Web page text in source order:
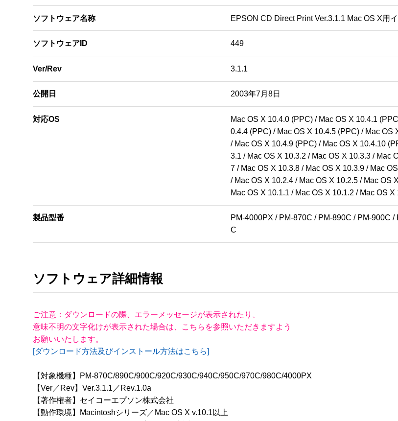
ソフトウェア名称 EPSON CD Direct Print Ver.3.1.1 Mac OS X用
ソフトウェアID 449
Ver/Rev 3.1.1
公開日 2003年7月8日
対応OS
Mac OS X 10.4.0 (PPC) / Mac OS X 10.4.1
0.4.4 (PPC) / Mac OS X 10.4.5 (PPC) / Mac
/ Mac OS X 10.4.9 (PPC) / Mac OS X 10.4.10
3.1 / Mac OS X 10.3.2 / Mac OS X 10.3.3 / Mac
7 / Mac OS X 10.3.8 / Mac OS X 10.3.9 / Mac
/ Mac OS X 10.2.4 / Mac OS X 10.2.5 / Mac OS
Mac OS X 10.1.1 / Mac OS X 10.1.2 / Mac OS
製品型番
PM-4000PX / PM-870C / PM-890C / PM-900C
C
ソフトウェア詳細情報
ご注意：ダウンロードの際、エラーメッセージが表示されたり、
意味不明の文字化けが表示された場合は、こちらを参照いただきますよう
お願いいたします。
[ダウンロード方法及びインストール方法はこちら]
【対象機種】PM-870C/890C/900C/920C/930C/940C/950C/970C/980C/4000PX
【Ver／Rev】Ver.3.1.1／Rev.1.0a
【著作権者】セイコーエプソン株式会社
【動作環境】Macintoshシリーズ／Mac OS X v.10.1以上